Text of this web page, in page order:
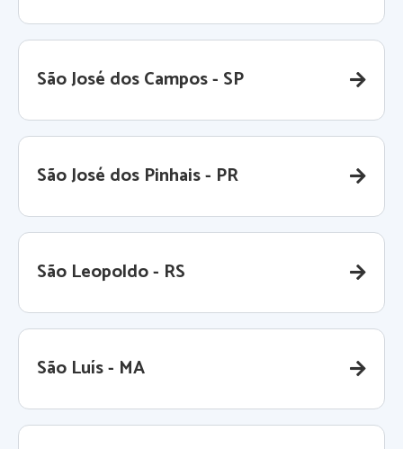
São José dos Campos - SP
São José dos Pinhais - PR
São Leopoldo - RS
São Luís - MA